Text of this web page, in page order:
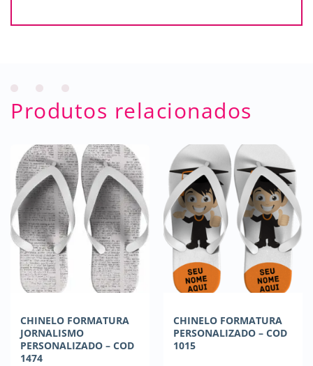
Produtos relacionados
CHINELO FORMATURA
JORNALISMO
PERSONALIZADO – COD
1474
CHINELO FORMATURA
PERSONALIZADO – COD
1015